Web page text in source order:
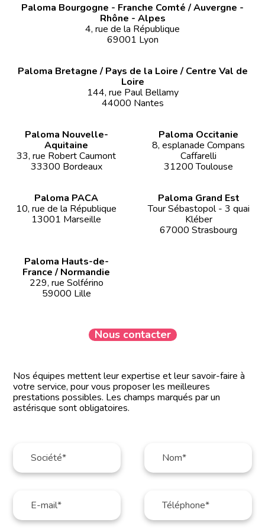
Paloma Bourgogne - Franche Comté / Auvergne -
Rhône - Alpes
4, rue de la République
69001 Lyon
Paloma Bretagne / Pays de la Loire / Centre Val de
Loire
144, rue Paul Bellamy
44000 Nantes
Paloma Nouvelle-
Aquitaine
33, rue Robert Caumont
33300 Bordeaux
Paloma Occitanie
8, esplanade Compans
Caffarelli
31200 Toulouse
Paloma PACA
10, rue de la République
13001 Marseille
Paloma Grand Est
Tour Sébastopol - 3 quai
Kléber
67000 Strasbourg
Paloma Hauts-de-
France / Normandie
229, rue Solférino
59000 Lille
Nous contacter
Nos équipes mettent leur expertise et leur savoir-faire à
votre service, pour vous proposer les meilleures
prestations possibles. Les champs marqués par un
astérisque sont obligatoires.